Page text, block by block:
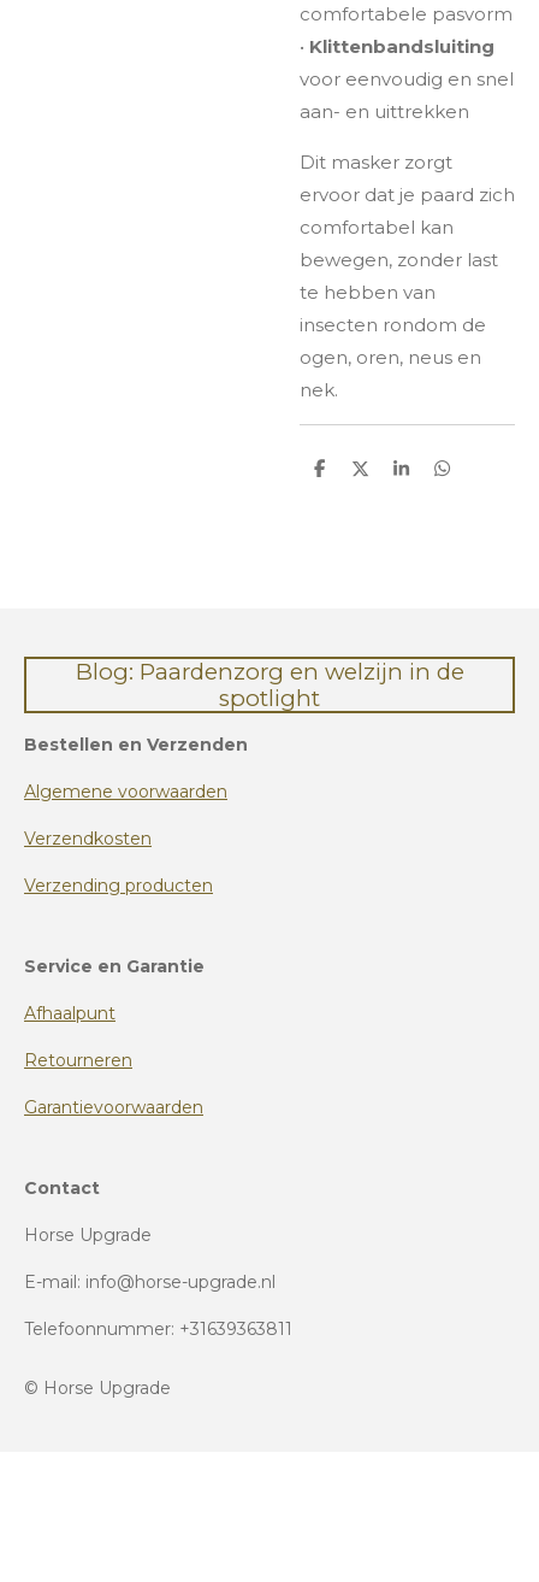
comfortabele pasvorm
• Klittenbandsluiting
voor eenvoudig en snel
aan- en uittrekken
Dit masker zorgt
ervoor dat je paard zich
comfortabel kan
bewegen, zonder last
te hebben van
insecten rondom de
ogen, oren, neus en
nek.
D
D
S
D
Blog: Paardenzorg en welzijn in de
spotlight
Bestellen en Verzenden
Algemene voorwaarden
Verzendkosten
Verzending producten
Service en Garantie
Afhaalpunt
Retourneren
Garantievoorwaarden
Contact
Horse Upgrade
E-mail: info@horse-upgrade.nl
Telefoonnummer: +31639363811
© Horse Upgrade